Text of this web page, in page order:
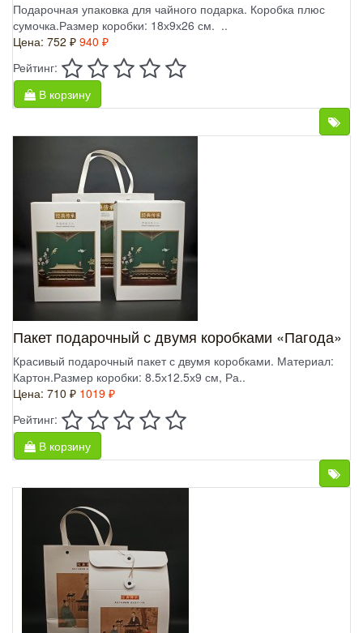
Подарочная упаковка для чайного подарка. Коробка плюс
сумочка.Размер коробки: 18х9х26 см. ..
Цена: 752 ₽ 940 ₽
Рейтинг:
В корзину
Пакет подарочный с двумя коробками «Пагода»
Красивый подарочный пакет с двумя коробками. Материал:
Картон.Размер коробки: 8.5х12.5х9 см, Ра..
Цена: 710 ₽ 1019 ₽
Рейтинг:
В корзину